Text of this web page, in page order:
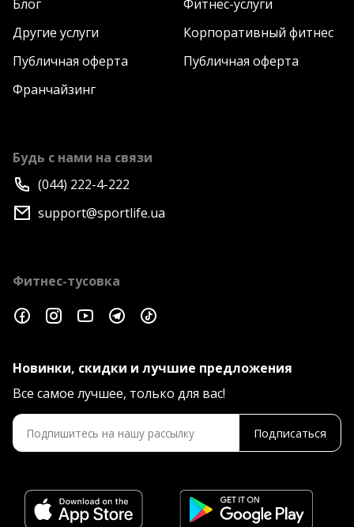
Блог
Фитнес-услуги
Другие услуги
Корпоративный фитнес
Публичная оферта
Публичная оферта
Франчайзинг
Будь с нами на связи
(044) 222-4-222
support@sportlife.ua
Фитнес-тусовка
Новинки, скидки и лучшие предложения
Все самое лучшее, только для вас!
Подписаться